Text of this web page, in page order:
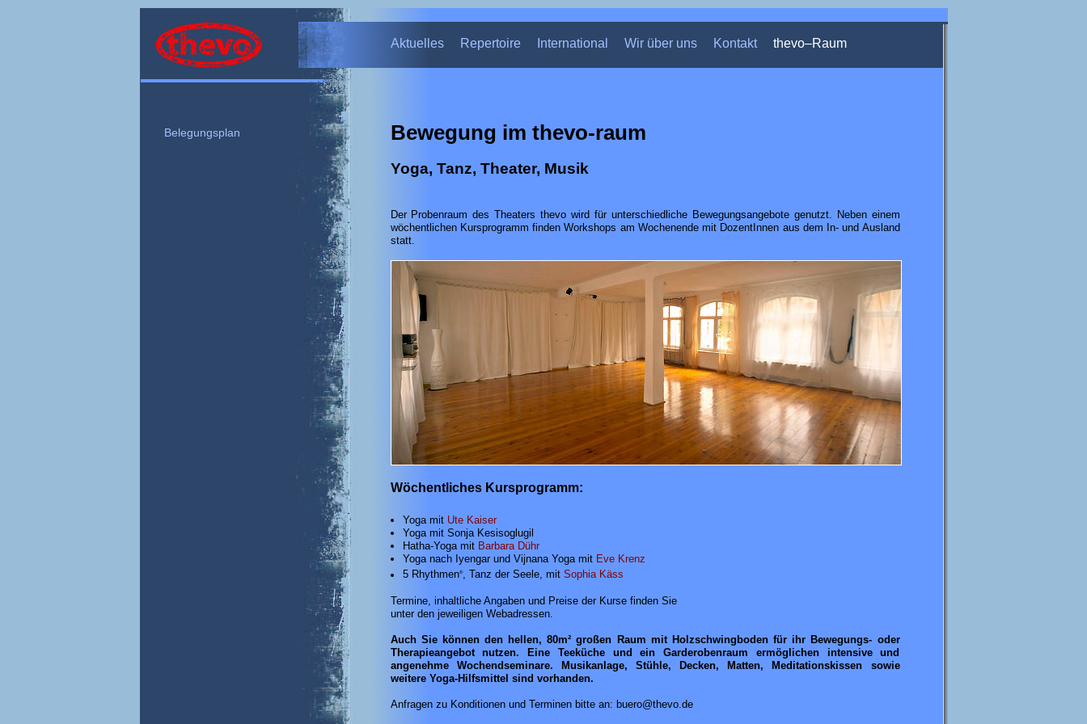
Aktuelles Repertoire International Wir über uns Kontakt thevo–Raum
Belegungsplan Bewegung im thevo-raum
Yoga, Tanz, Theater, Musik
Der Probenraum des Theaters thevo wird für unterschiedliche Bewegungsangebote genutzt. Neben einem
wöchentlichen Kursprogramm finden Workshops am Wochenende mit Dozent­Innen aus dem In- und Ausland
statt.
Wöchentliches Kursprogramm:
Yoga mit Ute Kaiser
Yoga mit Sonja Kesisoglugil
Hatha-Yoga mit Barbara Dühr
Yoga nach Iyengar und Vijnana Yoga mit Eve Krenz
5 Rhythmen®, Tanz der Seele, mit Sophia Käss
Termine, inhaltliche Angaben und Preise der Kurse finden Sie
unter den jeweiligen Webadressen.
Auch Sie können den hellen, 80m² großen Raum mit Holzschwingboden für ihr Bewegungs- oder
Therapieangebot nutzen. Eine Teeküche und ein Garderobenraum ermöglichen intensive und
angenehme Wochendseminare. Musikanlage, Stühle, Decken, Matten, Meditationskissen sowie
weitere Yoga-Hilfsmittel sind vorhanden.
Anfragen zu Konditionen und Terminen bitte an: buero@thevo.de